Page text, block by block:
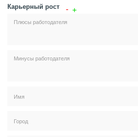
Карьерный рост